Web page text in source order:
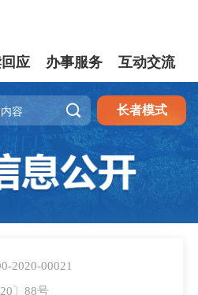
应 办事服务 互动交流
 长者模式
2020-00021
〕88号